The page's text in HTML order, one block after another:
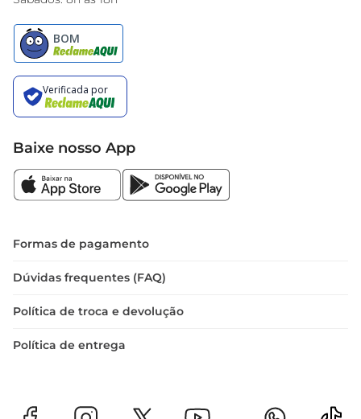
Baixe nosso App
Formas de pagamento
Dúvidas frequentes (FAQ)
Política de troca e devolução
Política de entrega